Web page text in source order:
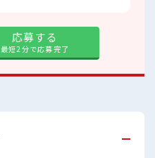
応募する
最短2分で応募完了